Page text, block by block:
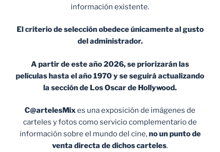
información existente.
El criterio de selección obedece únicamente al gusto
del administrador.
A partir de este año 2026, se priorizarán las
películas hasta el año 1970 y se seguirá actualizando
la sección de Los Oscar de Hollywood.
C@artelesMixes una exposición de imágenes de
carteles y fotos como servicio complementario de
información sobre el mundo del cine,no un punto de
venta directa de dichos carteles.